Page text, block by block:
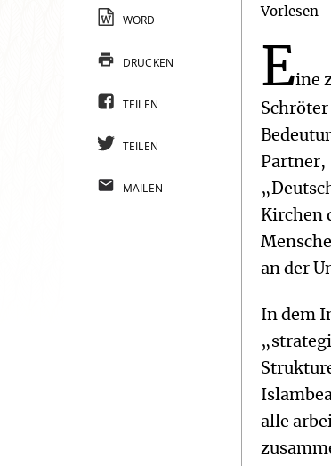
Vorlesen
Eine
Partner,
Kirchen
an der
In dem
alle
WORD
DRUCKEN
TEILEN
TEILEN
MAILEN